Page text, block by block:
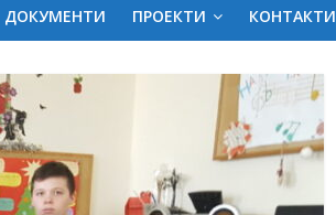
ДОКУМЕНТИ ПРОЕКТИ КОНТАКТИ